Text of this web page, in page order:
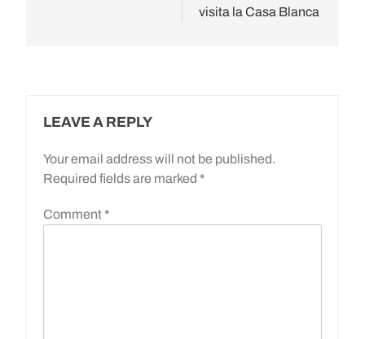
visita la Casa Blanca
LEAVE A REPLY
Your email address will not be published.
Required fields are marked *
Comment *